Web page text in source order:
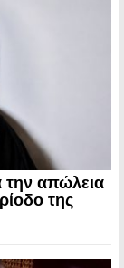
την απώλεια
της